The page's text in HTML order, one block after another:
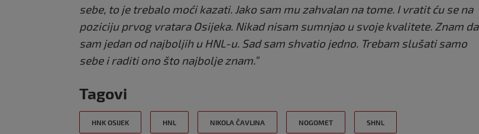
sebe, to je trebalo moći kazati. Jako sam mu zahvalan na tome. I vratit ću se na
poziciju prvog vratara Osijeka. Nikad nisam sumnjao u svoje kvalitete. Znam da
sam jedan od najboljih u HNL-u. Sad sam shvatio jedno. Trebam slušati samo
sebe i raditi ono što najbolje znam.”
Tagovi
HNK OSIJEK HNL NIKOLA ČAVLINA NOGOMET SHNL